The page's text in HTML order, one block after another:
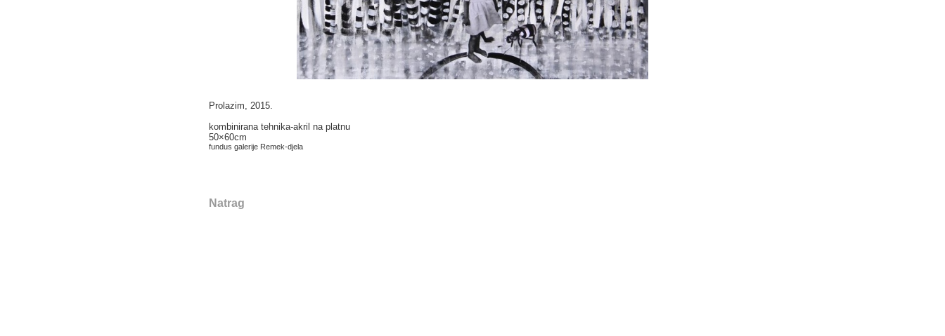
Prolazim, 2015.
kombinirana tehnika-akril na platnu
50×60cm
fundus galerije Remek-djela
Natrag